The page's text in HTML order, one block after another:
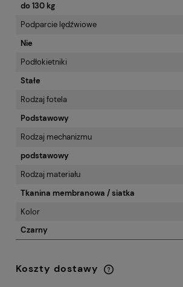
do 130 kg
Podparcie lędźwiowe
Nie
Podłokietniki
Stałe
Rodzaj fotela
Podstawowy
Rodzaj mechanizmu
podstawowy
Rodzaj materiału
Tkanina membranowa / siatka
Kolor
Czarny
Koszty dostawy
Cena nie zawiera ewentualnych